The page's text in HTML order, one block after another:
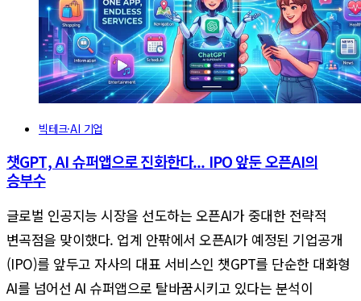
빅테크·AI 기업
챗GPT, AI 슈퍼앱으로 진화한다... IPO 앞둔 오픈AI의
승부수
글로벌 인공지능 시장을 선도하는 오픈AI가 중대한 전략적
변곡점을 맞이했다. 업계 안팎에서 오픈AI가 예정된 기업공개
(IPO)를 앞두고 자사의 대표 서비스인 챗GPT를 단순한 대화형
AI를 넘어선 AI 슈퍼앱으로 탈바꿈시키고 있다는 분석이